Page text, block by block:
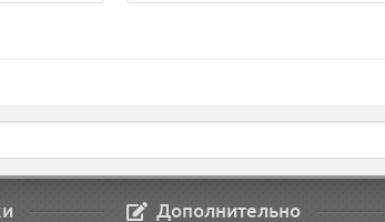
Дополнительно